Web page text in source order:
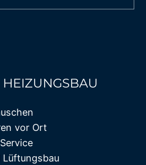
HEIZUNGSBAU
vor Ort